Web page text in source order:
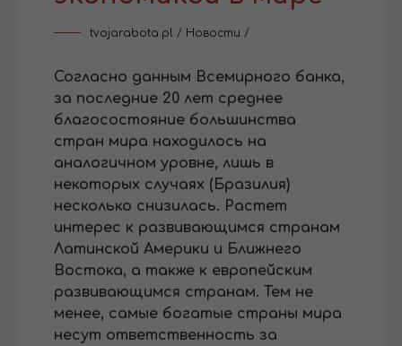
tvojarabota.pl / Новости /
Согласно данным Всемирного банка,
за последние 20 лет среднее
благосостояние большинства
стран мира находилось на
аналогичном уровне, лишь в
некоторых случаях (Бразилия)
несколько снизилась. Растет
интерес к развивающимся странам
Латинской Америки и Ближнего
Востока, а также к европейским
развивающимся странам. Тем не
менее, самые богатые страны мира
несут ответственность за